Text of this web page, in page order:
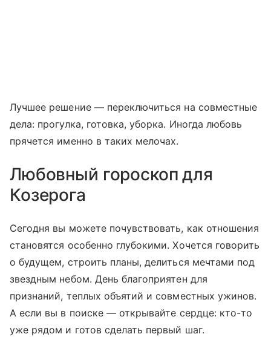
Лучшее решение — переключиться на совместные
дела: прогулка, готовка, уборка. Иногда любовь
прячется именно в таких мелочах.
Любовный гороскоп для
Козерога
Сегодня вы можете почувствовать, как отношения
становятся особенно глубокими. Хочется говорить
о будущем, строить планы, делиться мечтами под
звездным небом. День благоприятен для
признаний, теплых объятий и совместных ужинов.
А если вы в поиске — открывайте сердце: кто-то
уже рядом и готов сделать первый шаг.